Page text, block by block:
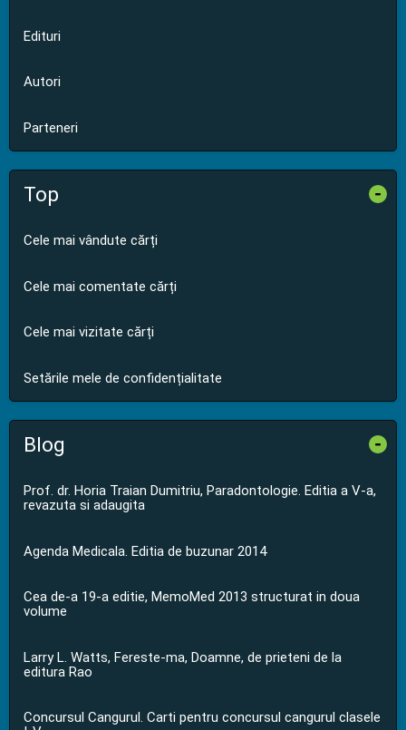
Edituri
Autori
Parteneri
Top -
Cele mai vândute cărți
Cele mai comentate cărți
Cele mai vizitate cărți
Setările mele de confidențialitate
Blog -
Prof. dr. Horia Traian Dumitriu, Paradontologie. Editia a V-a,
revazuta si adaugita
Agenda Medicala. Editia de buzunar 2014
Cea de-a 19-a editie, MemoMed 2013 structurat in doua
volume
Larry L. Watts, Fereste-ma, Doamne, de prieteni de la
editura Rao
Concursul Cangurul. Carti pentru concursul cangurul clasele